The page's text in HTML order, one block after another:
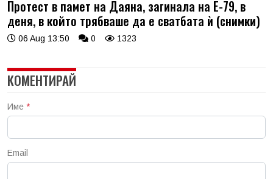
Протест в памет на Даяна, загинала на Е-79, в
деня, в който трябваше да е сватбата ѝ (снимки)
06 Aug 13:50 0 1323
КОМЕНТИРАЙ
Име *
Email